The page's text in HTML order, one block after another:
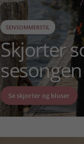
SENSOMMERSTIL
Skjorter
sesongen
Se skjorter og bluser